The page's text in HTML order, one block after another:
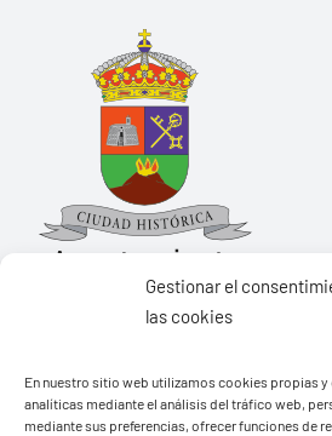
Gestionar el
las cookies
En nuestro sitio web utilizamos cookies propias
analíticas mediante el análisis del tráfico web,
mediante sus preferencias, ofrecer funciones de
Pza. de Los Remedios, 1
35570 – Yaiza